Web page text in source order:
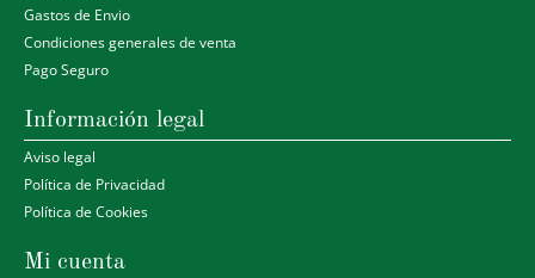
Gastos de Envio
Condiciones generales de venta
Pago Seguro
Información legal
Aviso legal
Política de Privacidad
Política de Cookies
Mi cuenta